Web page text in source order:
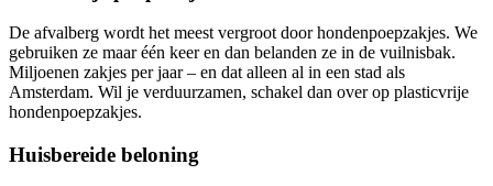
De afvalberg wordt het meest vergroot door hondenpoepzakjes. We
gebruiken ze maar één keer en dan belanden ze in de vuilnisbak.
Miljoenen zakjes per jaar – en dat alleen al in een stad als
Amsterdam. Wil je verduurzamen, schakel dan over op plasticvrije
hondenpoepzakjes.
Huisbereide beloning